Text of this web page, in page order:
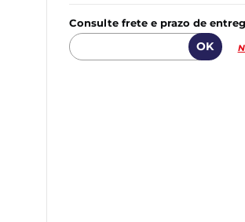
Consulte frete e prazo de